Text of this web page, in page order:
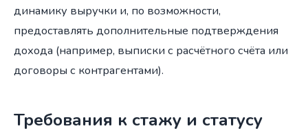
динамику выручки и, по возможности,
предоставлять дополнительные подтверждения
дохода (например, выписки с расчётного счёта или
договоры с контрагентами).
Требования к стажу и статусу